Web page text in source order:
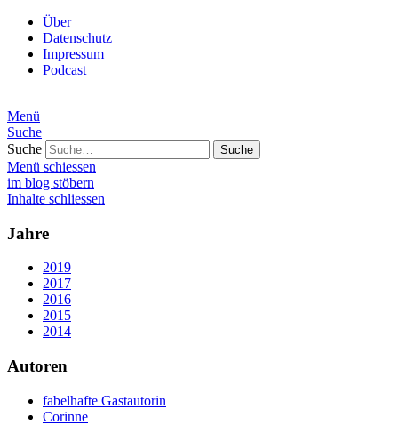
Über
Datenschutz
Impressum
Podcast
Menü
Suche
Suche
Menü schiessen
im blog stöbern
Inhalte schliessen
Jahre
2019
2017
2016
2015
2014
Autoren
fabelhafte Gastautorin
Corinne